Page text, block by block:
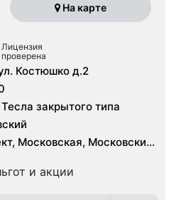
На карте
Лицензия
проверена
Костюшко д.2
закрытого типа
Московская, Московские
и акции